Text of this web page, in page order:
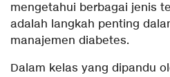
mengetahui berbagai jenis
adalah langkah penting
manajemen diabetes.
Dalam kelas yang dipandu